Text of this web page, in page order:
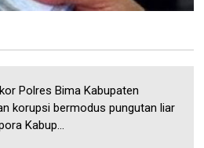
Polres Bima Kabupaten
korupsi bermodus pungutan liar
Kabup...